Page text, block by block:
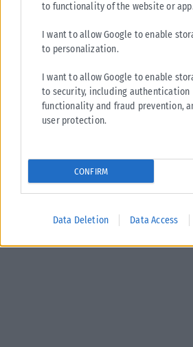
to functionality of the website or
I want to allow Google to enable
to personalization.
I want to allow Google to enable
to security, including authentication
functionality and fraud prevention,
user protection.
CONFIRM
Data Deletion Data Access